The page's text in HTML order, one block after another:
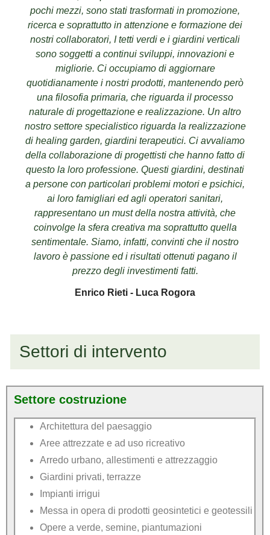
pochi mezzi, sono stati trasformati in promozione,
ricerca e soprattutto in attenzione e formazione dei
nostri collaboratori, I tetti verdi e i giardini verticali
sono soggetti a continui sviluppi, innovazioni e
migliorie. Ci occupiamo di aggiornare
quotidianamente i nostri prodotti, mantenendo però
una filosofia primaria, che riguarda il processo
naturale di progettazione e realizzazione. Un altro
nostro settore specialistico riguarda la realizzazione
di healing garden, giardini terapeutici. Ci avvaliamo
della collaborazione di progettisti che hanno fatto di
questo la loro professione. Questi giardini, destinati
a persone con particolari problemi motori e psichici,
ai loro famigliari ed agli operatori sanitari,
rappresentano un must della nostra attività, che
coinvolge la sfera creativa ma soprattutto quella
sentimentale. Siamo, infatti, convinti che il nostro
lavoro è passione ed i risultati ottenuti pagano il
prezzo degli investimenti fatti.
Enrico Rieti - Luca Rogora
Settori di intervento
Settore costruzione
Architettura del paesaggio
Aree attrezzate e ad uso ricreativo
Arredo urbano, allestimenti e attrezzaggio
Giardini privati, terrazze
Impianti irrigui
Messa in opera di prodotti geosintetici e geotessili
Opere a verde, semine, piantumazioni